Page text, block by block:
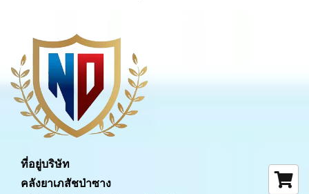
ที่อยู่บริษัท
คลังยาเภสัชป่าซาง